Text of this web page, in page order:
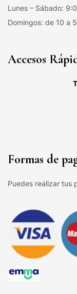
Lunes – Sábado:
Domingos: de 10 a
Accesos
Formas de
Puedes realizar tus